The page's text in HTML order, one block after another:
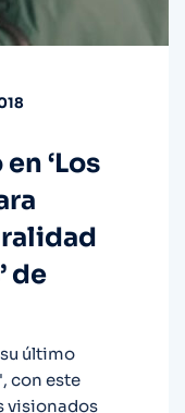
‘Los
de
último
con este
visionados